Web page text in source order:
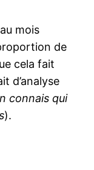
mois
de
cela fait
d’analyse
connais qui
).